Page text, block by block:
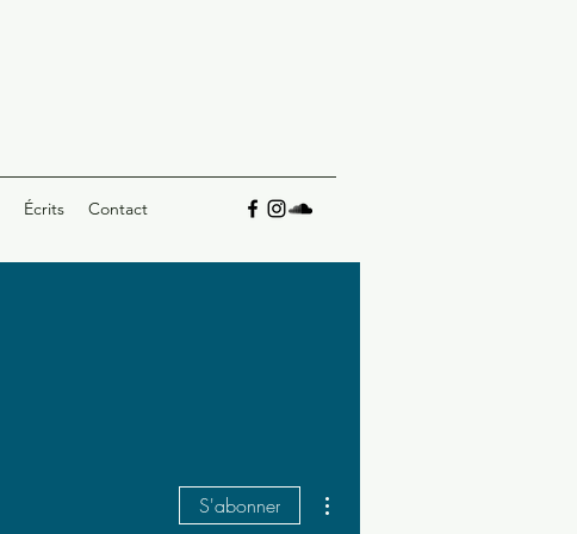
Écrits Contact
S'abonner